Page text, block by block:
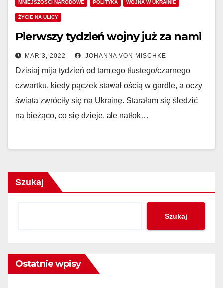
MNIEJSZOŚCI NARODOWE POLITYKA WOJNA W UKRAINIE
ŻYCIE NA ULICY
Pierwszy tydzień wojny już za nami
MAR 3, 2022 JOHANNA VON MISCHKE
Dzisiaj mija tydzień od tamtego tłustego/czarnego
czwartku, kiedy pączek stawał ością w gardle, a oczy
świata zwróciły się na Ukrainę. Starałam się śledzić
na bieżąco, co się dzieje, ale natłok…
Szukaj
Szukaj
Ostatnie wpisy